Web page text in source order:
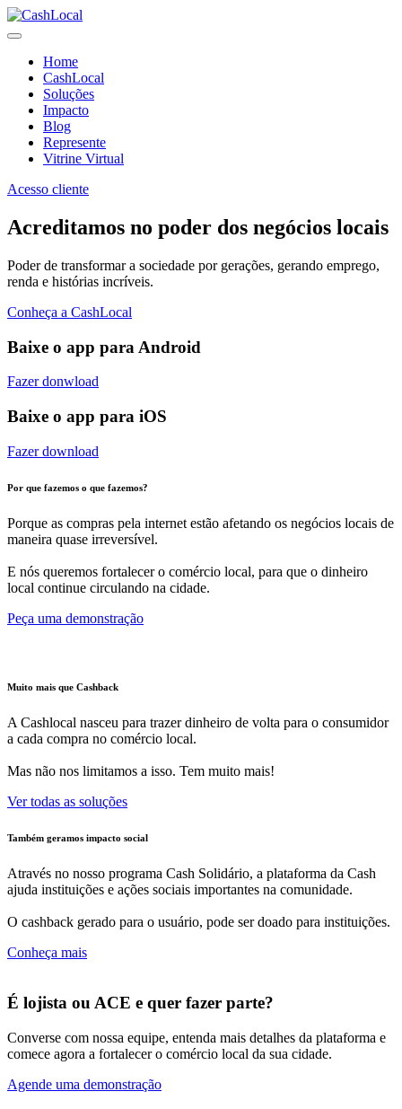
Home
CashLocal
Soluções
Impacto
Blog
Represente
Vitrine Virtual
Acesso cliente
Acreditamos no poder dos negócios locais
Poder de transformar a sociedade por gerações, gerando emprego,
renda e histórias incríveis.
Conheça a CashLocal
Baixe o app para Android
Fazer donwload
Baixe o app para iOS
Fazer download
Por que fazemos o que fazemos?
Porque as compras pela internet estão afetando os negócios locais de
maneira quase irreversível.
E nós queremos fortalecer o comércio local, para que o dinheiro
local continue circulando na cidade.
Peça uma demonstração
Muito mais que Cashback
A Cashlocal nasceu para trazer dinheiro de volta para o consumidor
a cada compra no comércio local.
Mas não nos limitamos a isso. Tem muito mais!
Ver todas as soluções
Também geramos impacto social
Através no nosso programa Cash Solidário, a plataforma da Cash
ajuda instituições e ações sociais importantes na comunidade.
O cashback gerado para o usuário, pode ser doado para instituições.
Conheça mais
É lojista ou ACE e quer fazer parte?
Converse com nossa equipe, entenda mais detalhes da plataforma e
comece agora a fortalecer o comércio local da sua cidade.
Agende uma demonstração